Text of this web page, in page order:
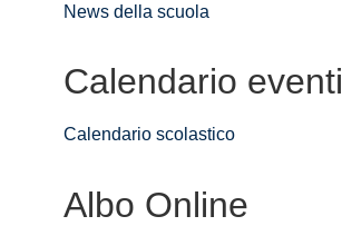
News della scuola
Calendario eventi
Calendario scolastico
Albo Online